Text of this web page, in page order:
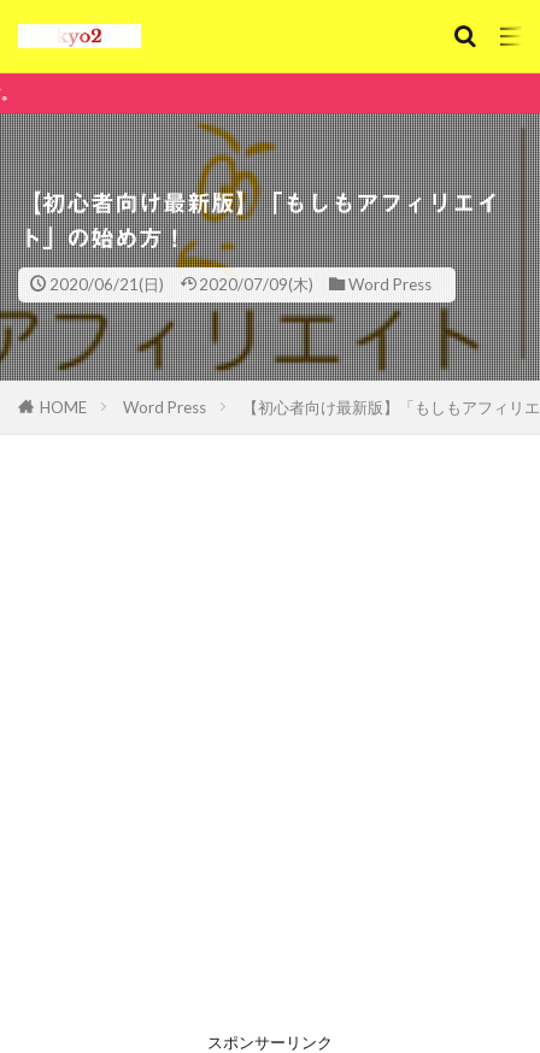
【初心者向け最新版】「もしもアフィリエイ
ト」の始め方！
2020/06/21(日) 2020/07/09(木) Word Press
HOME Word Press 【初心者向け最新版】「もしもアフィリ
スポンサーリンク